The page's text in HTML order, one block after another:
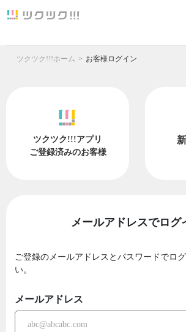
ツクツク!!!ホーム お客様ログイン
ツクツク!!!アプリ
ご登録済みのお客様
メールアドレスでログ
ご登録のメールアドレスとパスワードでロ
い。
メールアドレス